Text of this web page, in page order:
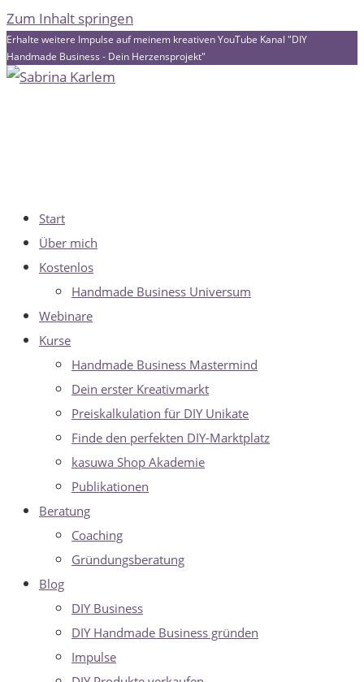
Zum Inhalt springen
Erhalte weitere Impulse auf meinem kreativen YouTube Kanal "DIY
Handmade Business - Dein Herzensprojekt"
Start
Über mich
Kostenlos
Handmade Business Universum
Webinare
Kurse
Handmade Business Mastermind
Dein erster Kreativmarkt
Preiskalkulation für DIY Unikate
Finde den perfekten DIY-Marktplatz
kasuwa Shop Akademie
Publikationen
Beratung
Coaching
Gründungsberatung
Blog
DIY Business
DIY Handmade Business gründen
Impulse